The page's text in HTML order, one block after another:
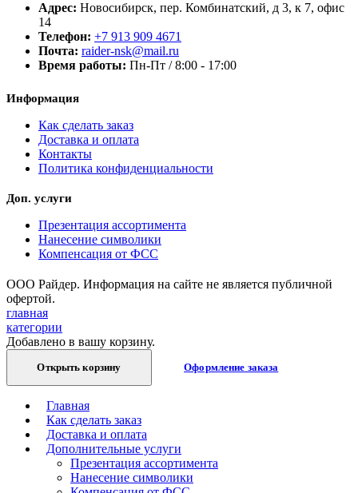
Адрес: Новосибирск, пер. Комбинатский, д 3, к 7, офис
14
Телефон: +7 913 909 4671
Почта: raider-nsk@mail.ru
Время работы: Пн-Пт / 8:00 - 17:00
Информация
Как сделать заказ
Доставка и оплата
Контакты
Политика конфиденциальности
Доп. услуги
Презентация ассортимента
Нанесение символики
Компенсация от ФСС
ООО Райдер. Информация на сайте не является публичной
офертой.
главная
категории
Добавлено в вашу корзину.
Открыть корзину Оформление заказа
Главная
Как сделать заказ
Доставка и оплата
Дополнительные услуги
Презентация ассортимента
Нанесение символики